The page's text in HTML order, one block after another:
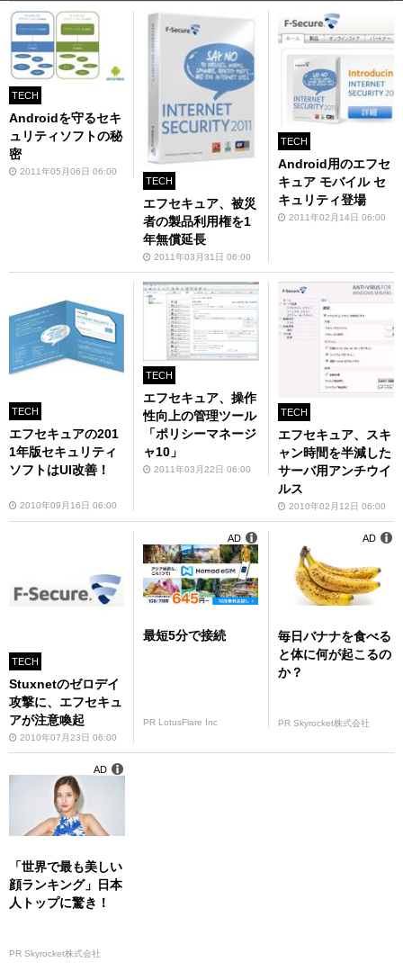
TECH
Androidを守るセキ
ュリティソフトの秘
密
2011年05月06日 06:00
TECH
エフセキュア、被災
者の製品利用権を1
年無償延長
2011年03月31日 06:00
TECH
Android用のエフセ
キュア モバイル セ
キュリティ登場
2011年02月14日 06:00
TECH
エフセキュアの201
1年版セキュリティ
ソフトはUI改善！
2010年09月16日 06:00
TECH
エフセキュア、操作
性向上の管理ツール
「ポリシーマネージ
ャ10」
2011年03月22日 06:00
TECH
エフセキュア、スキ
ャン時間を半減した
サーバ用アンチウイ
ルス
2010年02月12日 06:00
TECH
Stuxnetのゼロデイ
攻撃に、エフセキュ
アが注意喚起
2010年07月23日 06:00
最短5分で接続
PR LotusFlare Inc
AD
毎日バナナを食べる
と体に何が起こるの
か？
PR Skyrocket株式会社
AD
「世界で最も美しい
顔ランキング」日本
人トップに驚き！
PR Skyrocket株式会社
AD